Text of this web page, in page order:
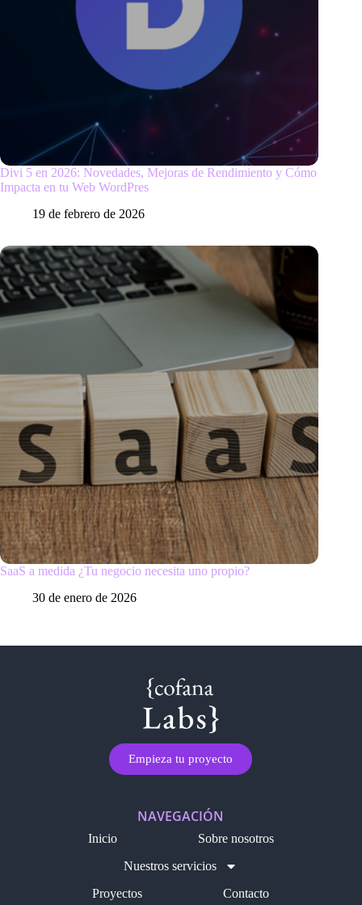
Divi 5 en 2026: Novedades, Mejoras de Rendimiento y Cómo
Impacta en tu Web WordPres
19 de febrero de 2026
SaaS a medida ¿Tu negocio necesita uno propio?
30 de enero de 2026
Empieza tu proyecto
NAVEGACIÓN
Inicio
Sobre nosotros
Nuestros servicios
Proyectos
Contacto